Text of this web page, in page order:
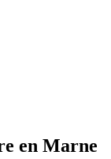
en Marne